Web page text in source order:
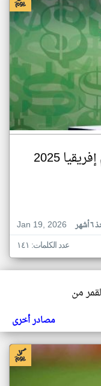
2025
Jan 19, 2026
أشهر
عدد الكلمات: ١٤١
من
مصادر أخرى